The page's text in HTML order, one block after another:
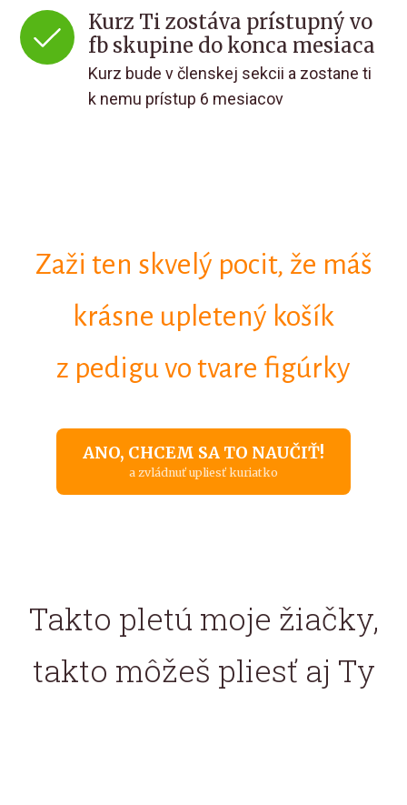
Kurz Ti zostáva prístupný vo
fb skupine do konca mesiaca
Kurz bude v členskej sekcii a zostane ti
k nemu prístup 6 mesiacov
Zaži ten skvelý pocit, že máš
krásne upletený košík
z pedigu vo tvare figúrky
ANO, CHCEM SA TO NAUČIŤ!
a zvládnuť upliesť kuriatko
Takto pletú moje žiačky,
takto môžeš pliesť aj Ty